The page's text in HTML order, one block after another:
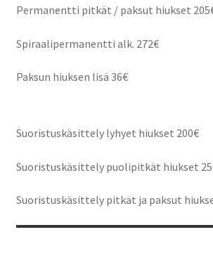
Permanentti pitkät / paksut hiukset
Spiraalipermanentti alk. 272€
Paksun hiuksen lisä 36€
Suoristuskäsittely lyhyet hiukset 200€
Suoristuskäsittely puolipitkät hiukset
Suoristuskäsittely pitkät ja paksut